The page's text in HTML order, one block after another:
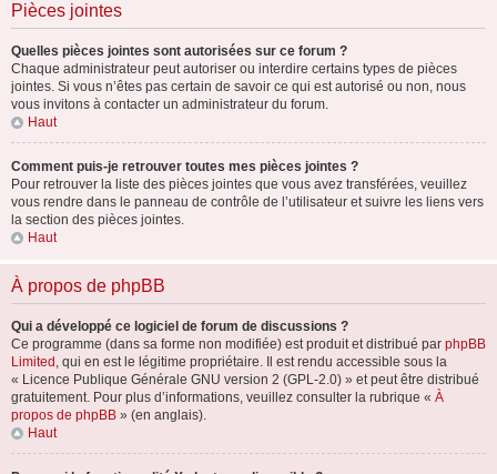
Pièces jointes
Quelles pièces jointes sont autorisées sur ce forum ?
Chaque administrateur peut autoriser ou interdire certains types de pièces
jointes. Si vous n’êtes pas certain de savoir ce qui est autorisé ou non, nous
vous invitons à contacter un administrateur du forum.
Haut
Comment puis-je retrouver toutes mes pièces jointes ?
Pour retrouver la liste des pièces jointes que vous avez transférées, veuillez
vous rendre dans le panneau de contrôle de l’utilisateur et suivre les liens vers
la section des pièces jointes.
Haut
À propos de phpBB
Qui a développé ce logiciel de forum de discussions ?
Ce programme (dans sa forme non modifiée) est produit et distribué par phpBB
Limited , qui en est le légitime propriétaire. Il est rendu accessible sous la
« Licence Publique Générale GNU version 2 (GPL-2.0) » et peut être distribué
gratuitement. Pour plus d’informations, veuillez consulter la rubrique « À
propos de phpBB » (en anglais).
Haut